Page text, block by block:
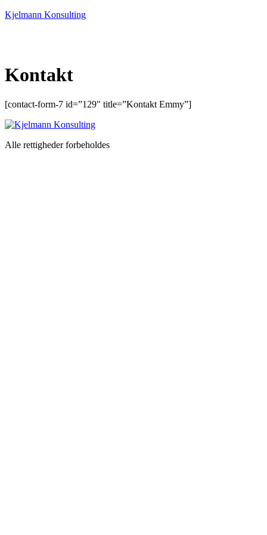
Kjelmann Konsulting
Kontakt
[contact-form-7 id=”129″ title=”Kontakt Emmy”]
Alle rettigheder forbeholdes